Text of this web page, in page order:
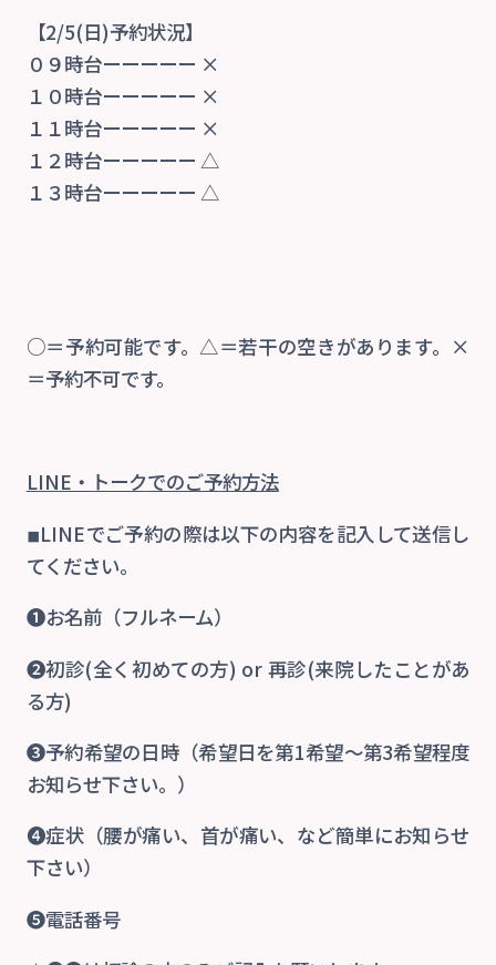
【2/5(日)予約状況】
０９時台ーーーーー ×
１０時台ーーーーー ×
１１時台ーーーーー ×
１２時台ーーーーー △
１３時台ーーーーー △
○＝予約可能です。△＝若干の空きがあります。×
＝予約不可です。
LINE・トークでのご予約方法
◾︎LINEでご予約の際は以下の内容を記入して送信し
てください。
❶お名前（フルネーム）
❷初診(全く初めての方) or 再診(来院したことがあ
る方)
❸予約希望の日時（希望日を第1希望〜第3希望程度
お知らせ下さい。）
❹症状（腰が痛い、首が痛い、など簡単にお知らせ
下さい）
❺電話番号